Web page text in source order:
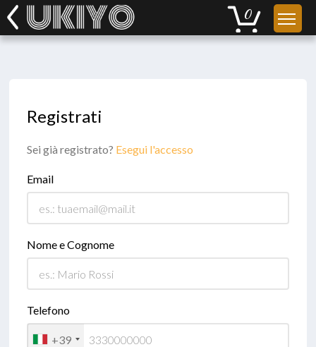
Registrati
Sei già registrato? Esegui l'accesso
Email
Nome e Cognome
Telefono
+39